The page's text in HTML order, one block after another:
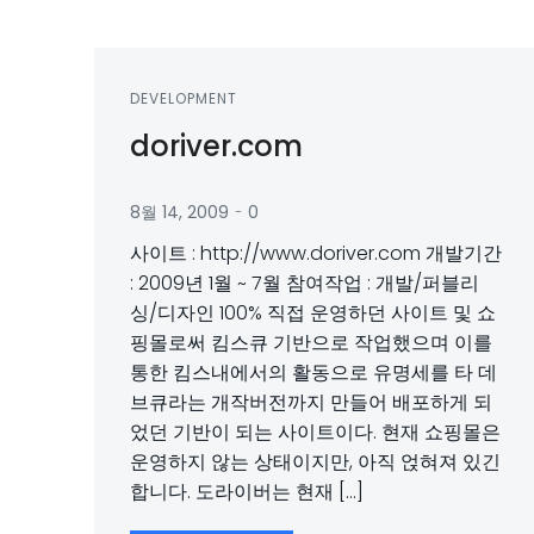
DEVELOPMENT
doriver.com
8월 14, 2009 - 0
사이트 : http://www.doriver.com 개발기간
: 2009년 1월 ~ 7월 참여작업 : 개발/퍼블리
싱/디자인 100% 직접 운영하던 사이트 및 쇼
핑몰로써 킴스큐 기반으로 작업했으며 이를
통한 킴스내에서의 활동으로 유명세를 타 데
브큐라는 개작버전까지 만들어 배포하게 되
었던 기반이 되는 사이트이다. 현재 쇼핑몰은
운영하지 않는 상태이지만, 아직 얹혀져 있긴
합니다. 도라이버는 현재 […]